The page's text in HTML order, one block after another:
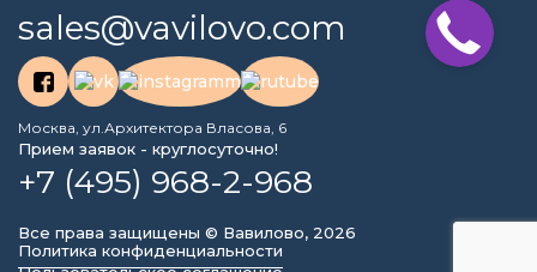
sales@vavilovo.com
Москва, ул.Архитектора Власова, 6
Прием заявок - круглосуточно!
+7 (495) 968-2-968
Все права защищены © Вавилово, 2026
Политика конфиденциальности